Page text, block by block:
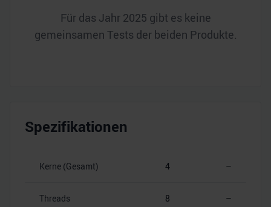
Für das Jahr 2025 gibt es keine
gemeinsamen Tests der beiden Produkte.
Spezifikationen
Kerne (Gesamt) 4 –
Threads 8 –